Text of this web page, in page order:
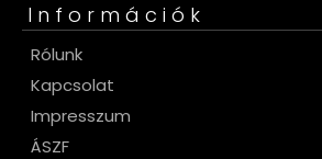
Információk
Rólunk
Kapcsolat
Impresszum
ÁSZF